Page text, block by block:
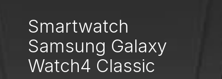
Smartwatch
Samsung Galaxy
Watch4 Classic